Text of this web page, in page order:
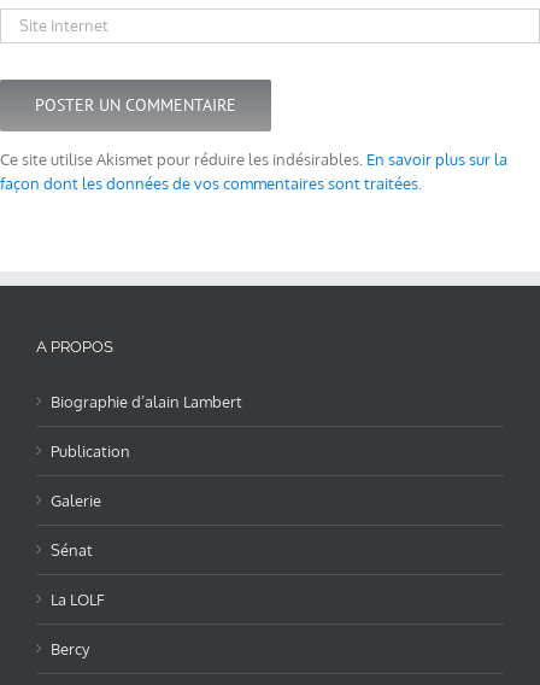
Ce site utilise Akismet pour réduire les indésirables. En savoir plus sur la
façon dont les données de vos commentaires sont traitées
A PROPOS
Biographie d’alain Lambert
Publication
Galerie
Sénat
La LOLF
Bercy